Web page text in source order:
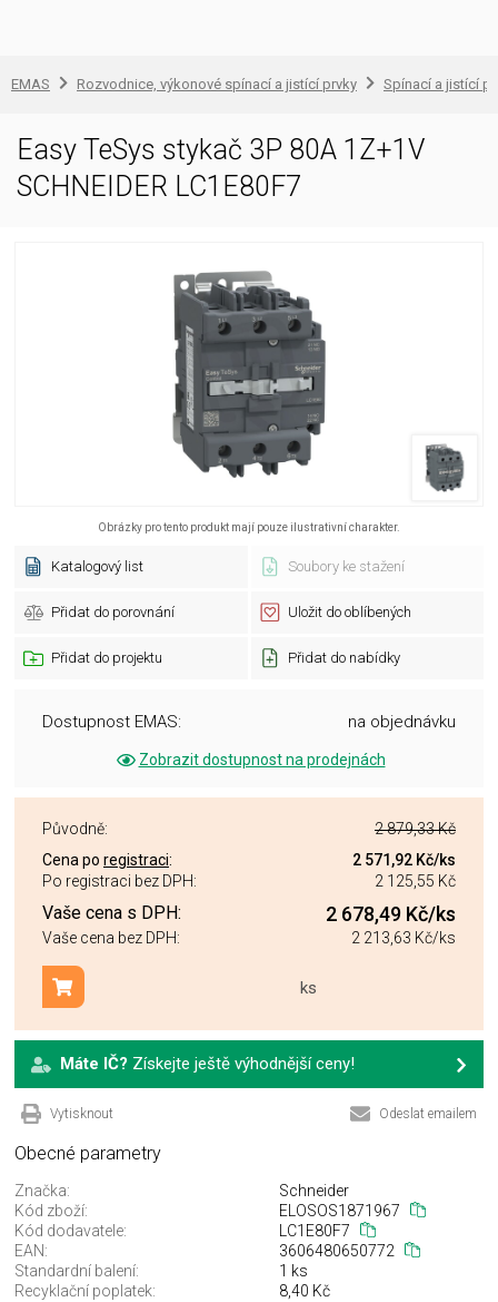
EMAS Rozvodnice, výkonové spínací a jistící prvky Spínací a jistící
Easy TeSys stykač 3P 80A 1Z+1V
SCHNEIDER LC1E80F7
Obrázky pro tento produkt mají pouze ilustrativní charakter.
Katalogový list Soubory ke stažení
Přidat do porovnání Uložit do oblíbených
Přidat do projektu Přidat do nabídky
Dostupnost EMAS: na objednávku
Zobrazit dostupnost na prodejnách
Původně:
2 879,33 Kč
Cena po registraci: 2 571,92 Kč/ks
Po registraci bez DPH:
2 125,55 Kč
Vaše cena s DPH: 2 678,49 Kč/ks
Vaše cena bez DPH: 2 213,63 Kč/ks
ks
Přidat do košíku
Máte IČ? Získejte ještě výhodnější ceny!
Vytisknout Odeslat emailem
Obecné parametry
Značka:
Schneider
Kód zboží:
ELOSOS1871967
Kód dodavatele:
LC1E80F7
EAN:
3606480650772
Standardní balení:
1 ks
Recyklační poplatek:
8,40 Kč